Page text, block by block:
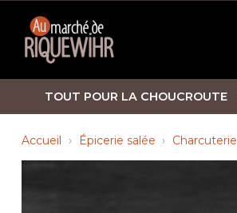
TOUT POUR LA CHOUCROUTE
Accueil Épicerie salée Charcuterie